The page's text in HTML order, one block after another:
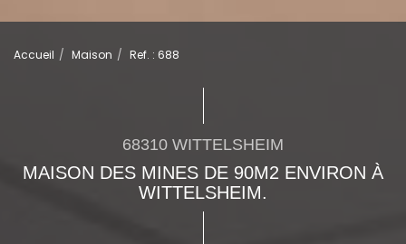
Accueil Maison Ref. : 688
68310 WITTELSHEIM
MAISON DES MINES DE 90M2 ENVIRON À
WITTELSHEIM.